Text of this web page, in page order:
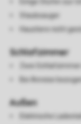
Staubsauger
Haustiere nicht
Schlafzimmer
Zwei
Bei Anreise
Außen
Elektrische